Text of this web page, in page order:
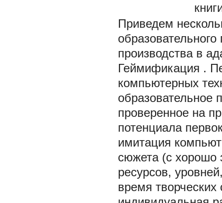
Приведем
производства в
Геймификация .
компьютерных
образовательное
проверенное на
потенциала
имитация
сюжета (с хорошо
ресурсов,
время